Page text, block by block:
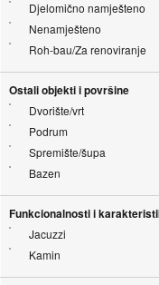
Djelomično namješteno
Nenamješteno
Roh-bau/Za renoviranje
Ostali objekti i površine
Dvorište/vrt
Podrum
Spremište/šupa
Bazen
Funkcionalnosti i
Jacuzzi
Kamin